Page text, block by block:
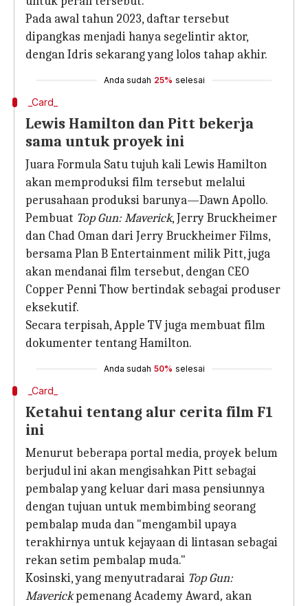
Pada awal tahun 2023, daftar tersebut
dipangkas menjadi hanya segelintir aktor,
dengan Idris sekarang yang lolos tahap akhir.
Anda sudah 25% selesai
_Card_
Lewis Hamilton dan Pitt bekerja
sama untuk proyek ini
Juara Formula Satu tujuh kali Lewis Hamilton
akan memproduksi film tersebut melalui
perusahaan produksi barunya—Dawn Apollo.
Pembuat Top Gun: Maverick, Jerry Bruckheimer
dan Chad Oman dari Jerry Bruckheimer Films,
bersama Plan B Entertainment milik Pitt, juga
akan mendanai film tersebut, dengan CEO
Copper Penni Thow bertindak sebagai produser
eksekutif.
Secara terpisah, Apple TV juga membuat film
dokumenter tentang Hamilton.
Anda sudah 50% selesai
_Card_
Ketahui tentang alur cerita film F1
ini
Menurut beberapa portal media, proyek belum
berjudul ini akan mengisahkan Pitt sebagai
pembalap yang keluar dari masa pensiunnya
dengan tujuan untuk membimbing seorang
pembalap muda dan "mengambil upaya
terakhirnya untuk kejayaan di lintasan sebagai
rekan setim pembalap muda."
Kosinski, yang menyutradarai Top Gun:
Maverickpemenang Academy Award, akan